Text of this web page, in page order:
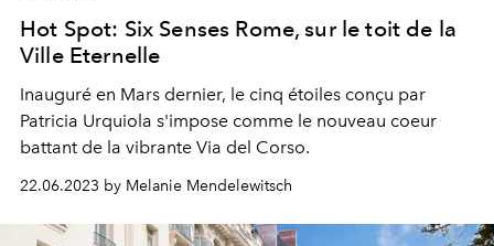
Hot Spot: Six Senses Rome, sur le toit de la
Ville Eternelle
Inauguré en Mars dernier, le cinq étoiles conçu par
Patricia Urquiola s'impose comme le nouveau coeur
battant de la vibrante Via del Corso.
22.06.2023 by Melanie Mendelewitsch